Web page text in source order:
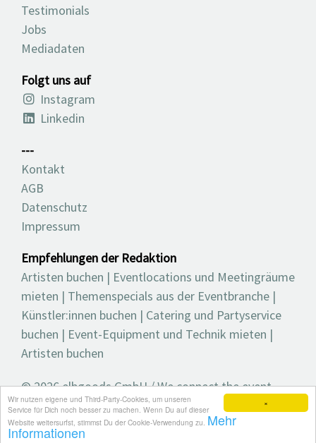
×
Wir nutzen eigene und Third-Party-Cookies, um unseren
Service für Dich noch besser zu machen. Wenn Du auf dieser
Website weitersurfst, stimmst Du der Cookie-Verwendung zu. Mehr
Informationen
Testimonials
Jobs
Mediadaten
Folgt uns auf
Instagram
Linkedin
---
Kontakt
AGB
Datenschutz
Impressum
Empfehlungen der Redaktion
Artisten buchen | Eventlocations und Meetingräume
mieten | Themenspecials aus der Eventbranche |
Künstler:innen buchen | Catering und Partyservice
buchen | Event-Equipment und Technik mieten |
Artisten buchen
© 2026 elbgoods GmbH / We connect the event
industry / Medienvielfalt für die Eventplanung /
Eventbranchenbuch, Blog, Magazin und mehr